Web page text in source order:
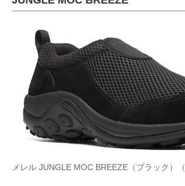
メレル JUNGLE MOC BREEZE（ブラック）（